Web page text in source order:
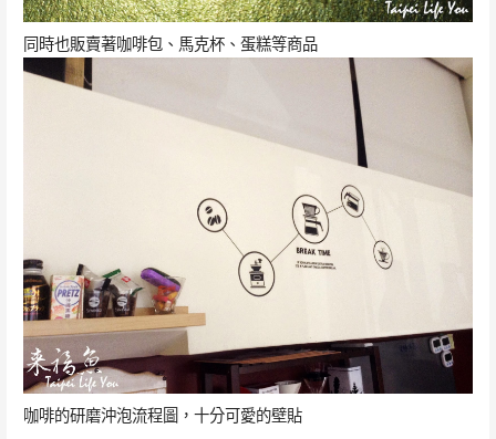
同時也販賣著咖啡包、馬克杯、蛋糕等商品
咖啡的研磨沖泡流程圖，十分可愛的壁貼